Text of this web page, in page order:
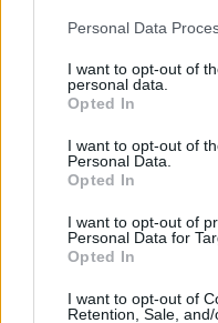
Please note that this
not limited to your visit or
grant or deny consent to
use your data for below
consent section.
Personal Data
I want to opt-out of
personal data.
Opted In
I want to opt-out of
Personal Data.
Opted In
I want to opt-out of
Personal Data for
Opted In
I want to opt-out of
Retention, Sale,
Kāpēckaķi
traki skrien
Beidzot
dīvainais